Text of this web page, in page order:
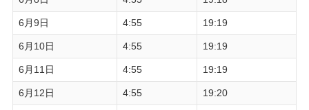
6月9日 4:55 19:19
6月10日 4:55 19:19
6月11日 4:55 19:19
6月12日 4:55 19:20